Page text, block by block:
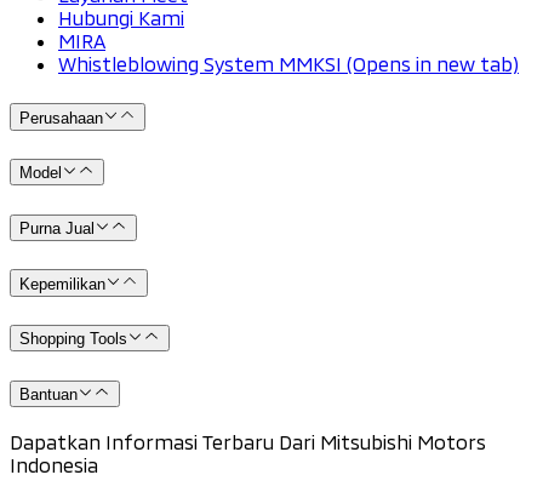
Hubungi Kami
MIRA
Whistleblowing System MMKSI (Opens in new tab)
Perusahaan
Model
Purna Jual
Kepemilikan
Shopping Tools
Bantuan
Dapatkan Informasi Terbaru Dari Mitsubishi Motors
Indonesia